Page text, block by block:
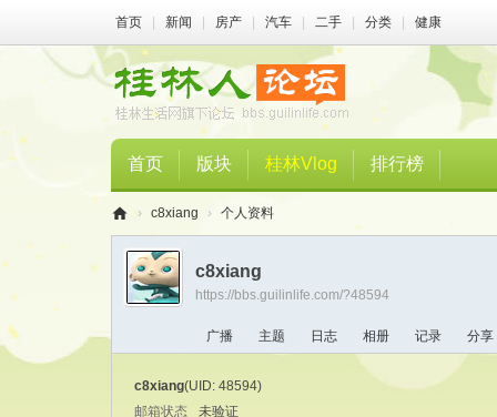
首页 新闻 房产 汽车 二手 分类 健康
首页 版块 桂林Vlog 排行榜
桂
林
人
› c8xiang › 个人资料
c8xiang
https://bbs.guilinlife.com/?48594
广播 主题 日志 相册 记录 分享
c8xiang(UID: 48594)
邮箱状态
未验证